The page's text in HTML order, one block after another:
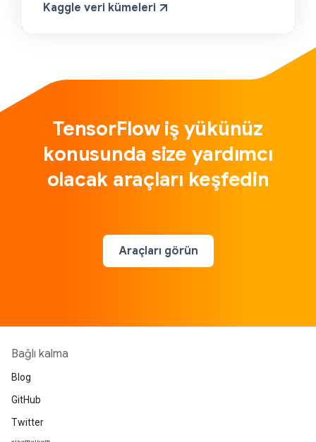
Kaggle veri kümeleri
TensorFlow iş yükünüz
konusunda size yardımcı
olacak araçları keşfedin
Araçları görün
Bağlı kalma
Blog
GitHub
Twitter